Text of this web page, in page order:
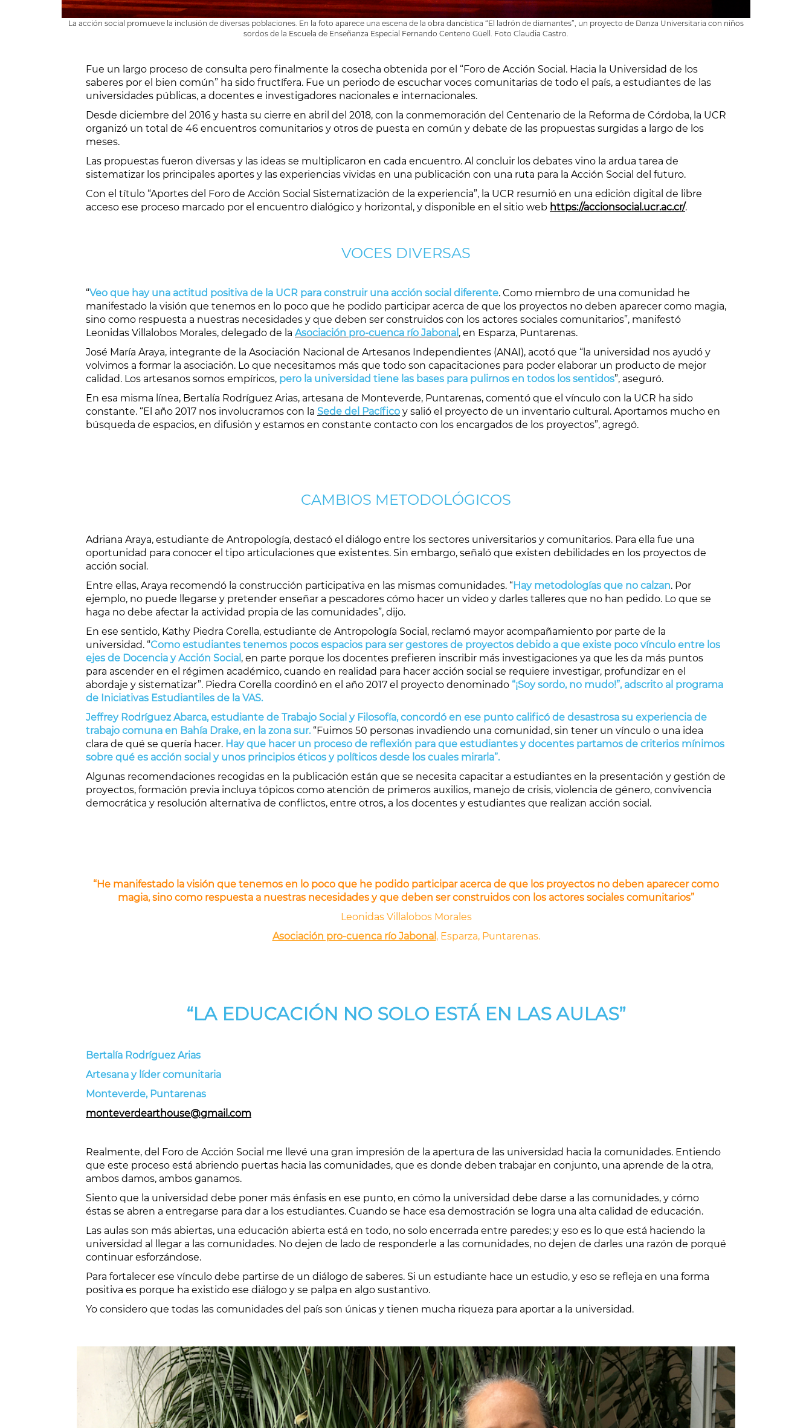
La acción social promueve la inclusión de diversas poblaciones. En la foto aparece una escena de la obra dancística “El ladrón de diamantes”, un proyecto de Danza Universitaria con niños
sordos de la Escuela de Enseñanza Especial Fernando Centeno Güell. Foto Claudia Castro.
Fue un largo proceso de consulta pero finalmente la cosecha obtenida por el “Foro de Acción Social. Hacia la Universidad de los
saberes por el bien común” ha sido fructífera. Fue un periodo de escuchar voces comunitarias de todo el país, a estudiantes de las
universidades públicas, a docentes e investigadores nacionales e internacionales.
Desde diciembre del 2016 y hasta su cierre en abril del 2018, con la conmemoración del Centenario de la Reforma de Córdoba, la UCR
organizó un total de 46 encuentros comunitarios y otros de puesta en común y debate de las propuestas surgidas a largo de los
meses.
Las propuestas fueron diversas y las ideas se multiplicaron en cada encuentro. Al concluir los debates vino la ardua tarea de
sistematizar los principales aportes y las experiencias vividas en una publicación con una ruta para la Acción Social del futuro.
Con el título “Aportes del Foro de Acción Social Sistematización de la experiencia”, la UCR resumió en una edición digital de libre
acceso ese proceso marcado por el encuentro dialógico y horizontal, y disponible en el sitio web https://accionsocial.ucr.ac.cr/.
VOCES DIVERSAS
“Veo que hay una actitud positiva de la UCR para construir una acción social diferente. Como miembro de una comunidad he
manifestado la visión que tenemos en lo poco que he podido participar acerca de que los proyectos no deben aparecer como magia,
sino como respuesta a nuestras necesidades y que deben ser construidos con los actores sociales comunitarios”, manifestó
Leonidas Villalobos Morales, delegado de la Asociación pro-cuenca río Jabonal , en Esparza, Puntarenas.
José María Araya, integrante de la Asociación Nacional de Artesanos Independientes (ANAI), acotó que “la universidad nos ayudó y
volvimos a formar la asociación. Lo que necesitamos más que todo son capacitaciones para poder elaborar un producto de mejor
calidad. Los artesanos somos empíricos, pero la universidad tiene las bases para pulirnos en todos los sentidos”, aseguró.
En esa misma línea, Bertalía Rodríguez Arias, artesana de Monteverde, Puntarenas, comentó que el vínculo con la UCR ha sido
constante. “El año 2017 nos involucramos con la Sede del Pacífico y salió el proyecto de un inventario cultural. Aportamos mucho en
búsqueda de espacios, en difusión y estamos en constante contacto con los encargados de los proyectos”, agregó.
CAMBIOS METODOLÓGICOS
Adriana Araya, estudiante de Antropología, destacó el diálogo entre los sectores universitarios y comunitarios. Para ella fue una
oportunidad para conocer el tipo articulaciones que existentes. Sin embargo, señaló que existen debilidades en los proyectos de
acción social.
Entre ellas, Araya recomendó la construcción participativa en las mismas comunidades. “Hay metodologías que no calzan. Por
ejemplo, no puede llegarse y pretender enseñar a pescadores cómo hacer un video y darles talleres que no han pedido. Lo que se
haga no debe afectar la actividad propia de las comunidades”, dijo.
En ese sentido, Kathy Piedra Corella, estudiante de Antropología Social, reclamó mayor acompañamiento por parte de la
universidad. “Como estudiantes tenemos pocos espacios para ser gestores de proyectos debido a que existe poco vínculo entre los
ejes de Docencia y Acción Social , en parte porque los docentes prefieren inscribir más investigaciones ya que les da más puntos
para ascender en el régimen académico, cuando en realidad para hacer acción social se requiere investigar, profundizar en el
abordaje y sistematizar”. Piedra Corella coordinó en el año 2017 el proyecto denominado “¡Soy sordo, no mudo!”, adscrito al programa
de Iniciativas Estudiantiles de la VAS.
Jeffrey Rodríguez Abarca, estudiante de Trabajo Social y Filosofía, concordó en ese punto calificó de desastrosa su experiencia de
trabajo comuna en Bahía Drake, en la zona sur. “Fuimos 50 personas invadiendo una comunidad, sin tener un vínculo o una idea
clara de qué se quería hacer. Hay que hacer un proceso de reflexión para que estudiantes y docentes partamos de criterios mínimos
sobre qué es acción social y unos principios éticos y políticos desde los cuales mirarla”.
Algunas recomendaciones recogidas en la publicación están que se necesita capacitar a estudiantes en la presentación y gestión de
proyectos, formación previa incluya tópicos como atención de primeros auxilios, manejo de crisis, violencia de género, convivencia
democrática y resolución alternativa de conflictos, entre otros, a los docentes y estudiantes que realizan acción social.
“He manifestado la visión que tenemos en lo poco que he podido participar acerca de que los proyectos no deben aparecer como
magia, sino como respuesta a nuestras necesidades y que deben ser construidos con los actores sociales comunitarios”
Leonidas Villalobos Morales
Asociación pro-cuenca río Jabonal , Esparza, Puntarenas.
“LA EDUCACIÓN NO SOLO ESTÁ EN LAS AULAS”
Bertalía Rodríguez Arias
Artesana y líder comunitaria
Monteverde, Puntarenas
monteverdearthouse@gmail.com
Realmente, del Foro de Acción Social me llevé una gran impresión de la apertura de las universidad hacia la comunidades. Entiendo
que este proceso está abriendo puertas hacia las comunidades, que es donde deben trabajar en conjunto, una aprende de la otra,
ambos damos, ambos ganamos.
Siento que la universidad debe poner más énfasis en ese punto, en cómo la universidad debe darse a las comunidades, y cómo
éstas se abren a entregarse para dar a los estudiantes. Cuando se hace esa demostración se logra una alta calidad de educación.
Las aulas son más abiertas, una educación abierta está en todo, no solo encerrada entre paredes; y eso es lo que está haciendo la
universidad al llegar a las comunidades. No dejen de lado de responderle a las comunidades, no dejen de darles una razón de porqué
continuar esforzándose.
Para fortalecer ese vínculo debe partirse de un diálogo de saberes. Si un estudiante hace un estudio, y eso se refleja en una forma
positiva es porque ha existido ese diálogo y se palpa en algo sustantivo.
Yo considero que todas las comunidades del país son únicas y tienen mucha riqueza para aportar a la universidad.